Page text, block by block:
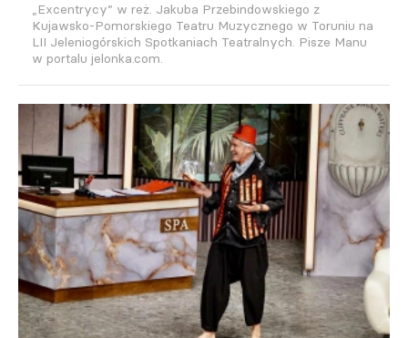
„Excentrycy” w reż. Jakuba Przebindowskiego z
Kujawsko-Pomorskiego Teatru Muzycznego w Toruniu na
LII Jeleniogórskich Spotkaniach Teatralnych. Pisze Manu
w portalu jelonka.com.